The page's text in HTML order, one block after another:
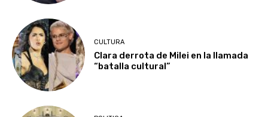
CULTURA
Clara derrota de Milei en la llamada
“batalla cultural”